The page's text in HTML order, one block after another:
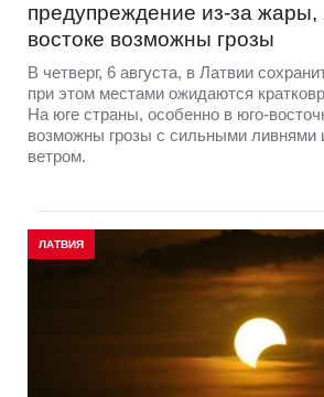
предупреждение из-за жары,
востоке возможны грозы
В четверг, 6 августа, в Латвии
при этом местами ожидаются
На юге страны, особенно в юго-
возможны грозы с сильными ливнями
ветром.
ЛАТВИЯ